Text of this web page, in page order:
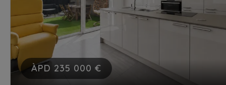
ÀPD 235 000 €